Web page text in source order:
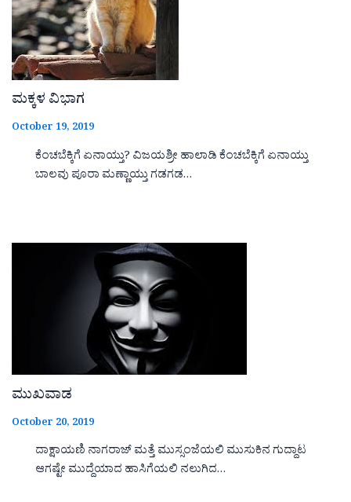
ಮಕ್ಕಳ ವಿಭಾಗ
October 19, 2019
ಕೆಂಚಬೆಕ್ಕಿಗೆ ಏನಾಯ್ತು? ವಿಜಯಶ್ರೀ ಹಾಲಾಡಿ ಕೆಂಚಬೆಕ್ಕಿಗೆ ಏನಾಯ್ತು
ಬಾಲವು ಪೂರಾ ಮಣ್ಣಾಯ್ತು ಗಡಗಡ…
ಮುಖವಾಡ
October 20, 2019
ದಾಕ್ಷಾಯಣಿ ನಾಗರಾಜ್ ಮತ್ತೆ ಮುಸ್ಸಂಜೆಯಲಿ ಮುಸುಕಿನ ಗುದ್ದಾಟ
ಆಗಷ್ಟೇ ಮುದ್ದೆಯಾದ ಹಾಸಿಗೆಯಲಿ ನಲುಗಿದ…